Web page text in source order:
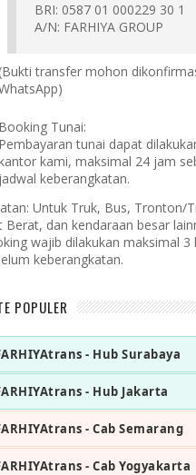
BRI: 0587 01 000229 30 1
A/N: FARHIYA GROUP
transfer mohon
Tunai:
tunai dapat
kami, maksimal 24 jam
keberangkatan.
Untuk Truk, Bus, Tronton/
Berat, dan kendaraan besar
wajib dilakukan maksimal 3
keberangkatan.
POPULER
- Hub Surabaya
- Hub Jakarta
- Cab Semarang
- Cab Yogyakarta